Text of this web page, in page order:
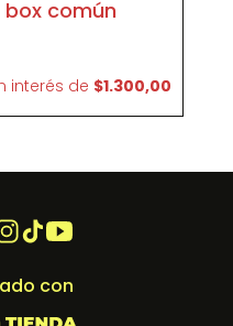
box común
interés de $1.300,00
con